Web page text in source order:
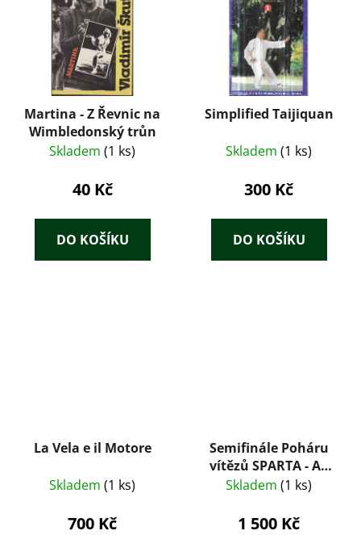
Martina - Z Řevnic na
Wimbledonský trůn
Skladem (1 ks)
40 Kč
DO KOŠÍKU
Simplified Taijiquan
Skladem (1 ks)
300 Kč
DO KOŠÍKU
La Vela e il Motore
Skladem (1 ks)
700 Kč
Semifinále Poháru
vítězů SPARTA - AC
MILÁN , Program
Skladem (1 ks)
1 500 Kč